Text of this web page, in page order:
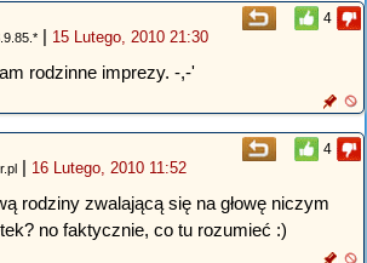
4
| 15 Lutego, 2010 21:30
rodzinne imprezy. -,-'
4
| 16 Lutego, 2010 11:52
rodziny zwalającą się na głowę niczym
no faktycznie, co tu rozumieć :)